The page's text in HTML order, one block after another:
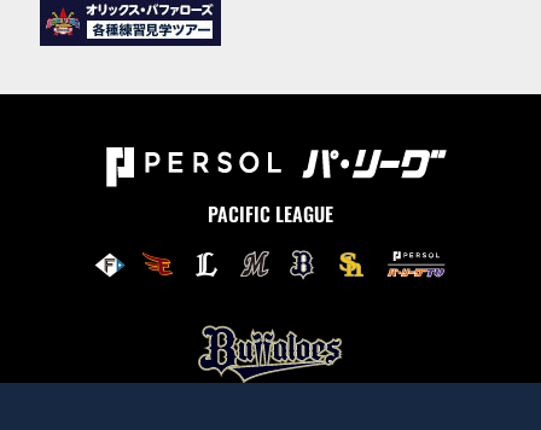
PACIFIC LEAGUE